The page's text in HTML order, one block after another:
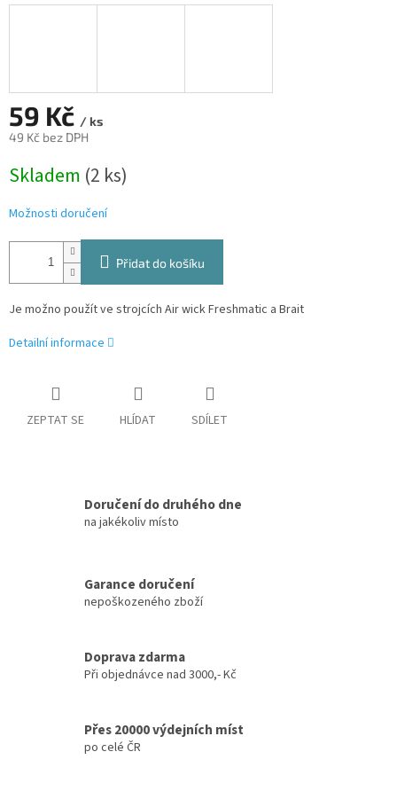
59 Kč / ks
49 Kč bez DPH
cena:
Skladem (2 ks)
Možnosti doručení
Přidat do košíku
Je možno použít ve strojcích Air wick Freshmatic a Brait
Detailní informace
ZEPTAT SE HLÍDAT SDÍLET
Doručení do druhého dne
na jakékoliv místo
Garance doručení
nepoškozeného zboží
Doprava zdarma
Při objednávce nad 3000,- Kč
Přes 20000 výdejních míst
po celé ČR